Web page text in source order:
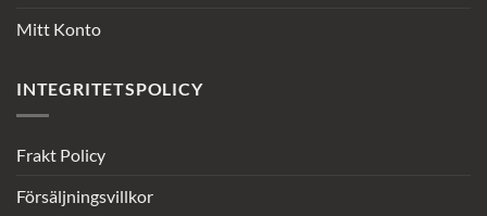
Mitt Konto
INTEGRITETSPOLICY
Frakt Policy
Försäljningsvillkor